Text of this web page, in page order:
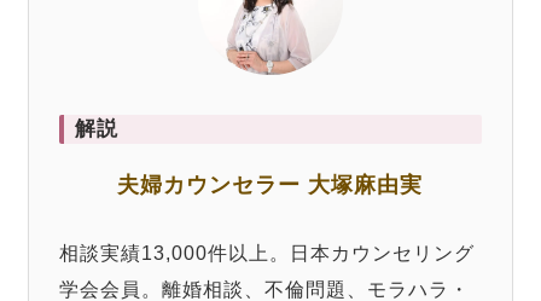
解説
夫婦カウンセラー 大塚麻由実
相談実績13,000件以上。日本カウンセリング
学会会員。離婚相談、不倫問題、モラハラ・